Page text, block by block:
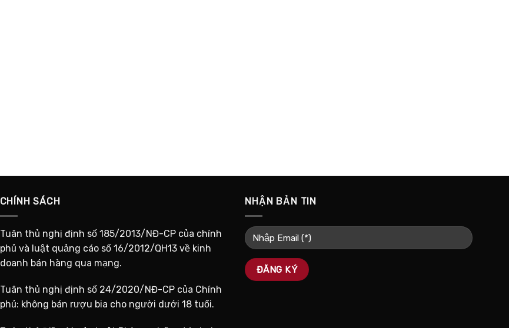
CHÍNH SÁCH
Tuân thủ nghị định số 185/2013/NĐ-CP của chính
phủ và luật quảng cáo số 16/2012/QH13 về kinh
doanh bán hàng qua mạng.
Tuân thủ nghị định số 24/2020/NĐ-CP của Chính
phủ: không bán rượu bia cho người dưới 18 tuổi.
NHẬN BẢN TIN